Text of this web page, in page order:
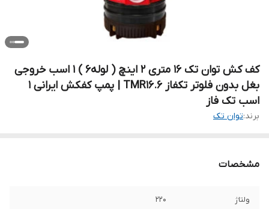
کف کش توان تک ۱۶ متری ۲ اینچ ( لوله6 ) 1 اسب خروجی
بغل بدون فلوتر تکفاز TMR16.6 | پمپ کفکش ایرانی 1
اسب تک فاز
برند:توان تک
مشخصات
ولتاژ 220